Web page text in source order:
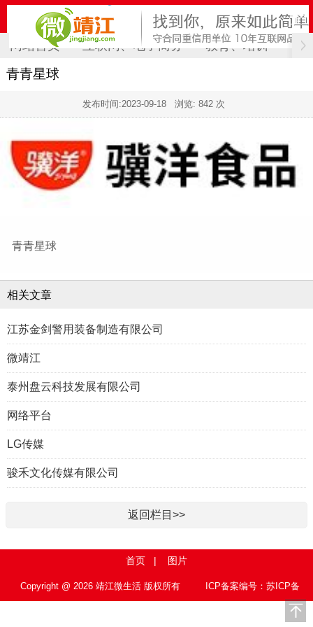
网站首页 互联网、电子商务 教育、培训 计
青青星球
发布时间:2023-09-18 浏览: 842 次
青青星球
相关文章
江苏金剑警用装备制造有限公司
微靖江
泰州盘云科技发展有限公司
网络平台
LG传媒
骏禾文化传媒有限公司
返回栏目>>
首页 | 图片
Copyright @ 2026 靖江微生活 版权所有
ICP备案编号：苏ICP备
15010767号